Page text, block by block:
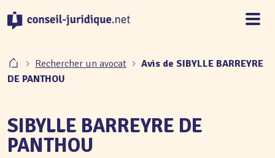
Rechercher un avocat
Avis de SIBYLLE BARREYRE
DE PANTHOU
SIBYLLE BARREYRE DE
PANTHOU